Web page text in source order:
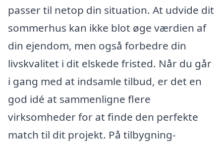
passer til netop din situation. At udvide dit
sommerhus kan ikke blot øge værdien af
din ejendom, men også forbedre din
livskvalitet i dit elskede fristed. Når du går
i gang med at indsamle tilbud, er det en
god idé at sammenligne flere
virksomheder for at finde den perfekte
match til dit projekt. På tilbygning-